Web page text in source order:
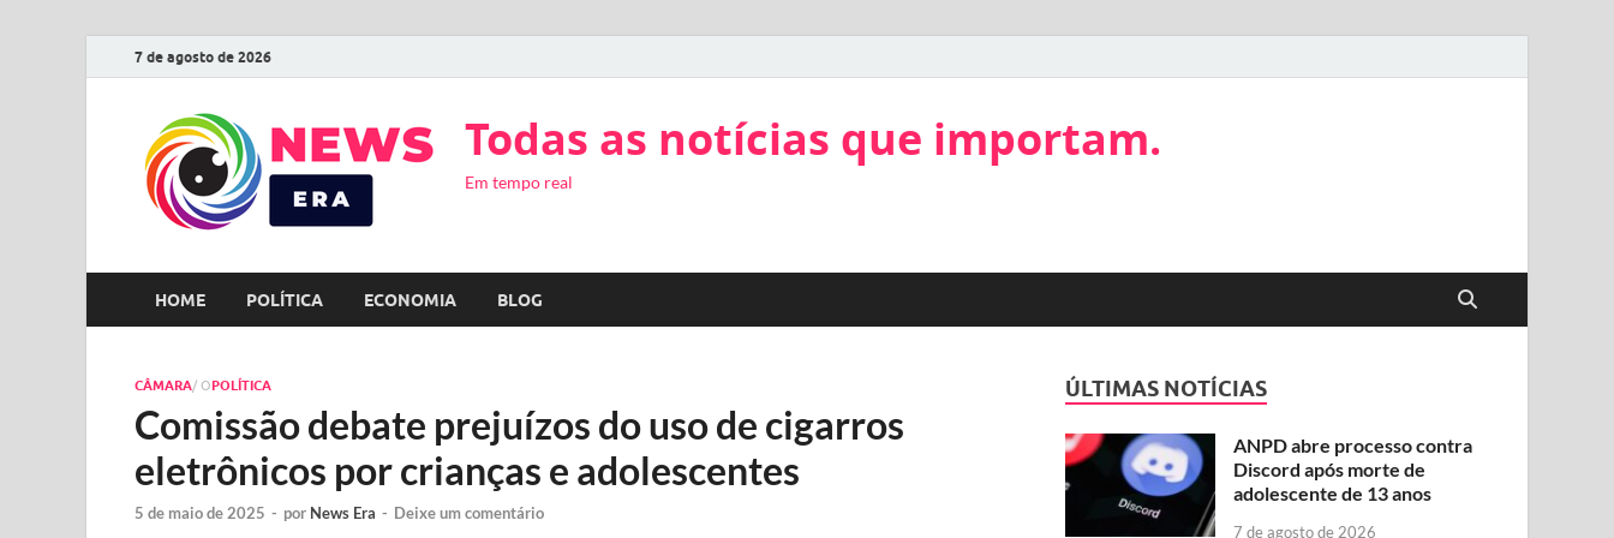
7 de agosto de 2026
Todas as notícias que importam.
Em tempo real
HOME POLÍTICA ECONOMIA BLOG
CÂMARA/ OPOLÍTICA
Comissão debate prejuízos do uso de cigarros
eletrônicos por crianças e adolescentes
5 de maio de 2025 - por News Era - Deixe um comentário
ÚLTIMAS NOTÍCIAS
ANPD abre processo contra
Discord após morte de
adolescente de 13 anos
7 de agosto de 2026